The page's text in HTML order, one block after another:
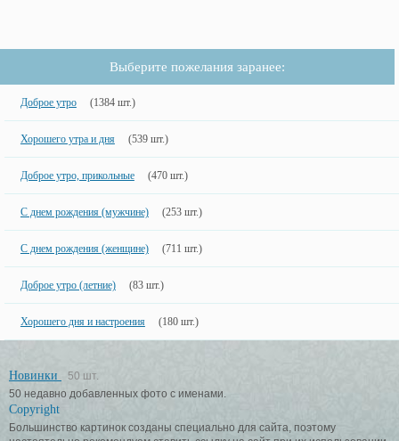
Выберите пожелания заранее:
Доброе утро (1384 шт.)
Хорошего утра и дня (539 шт.)
Доброе утро, прикольные (470 шт.)
С днем рождения (мужчине) (253 шт.)
С днем рождения (женщине) (711 шт.)
Доброе утро (летние) (83 шт.)
Хорошего дня и настроения (180 шт.)
Новинки
50 шт.
50 недавно добавленных фото с именами.
Copyright
Большинство картинок созданы специально для сайта, поэтому